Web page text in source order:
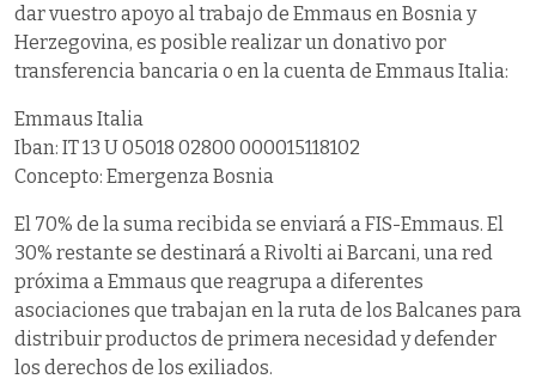
dar vuestro apoyo al trabajo de Emmaus en Bosnia y
Herzegovina, es posible realizar un donativo por
transferencia bancaria o en la cuenta de Emmaus Italia:
Emmaus Italia
Iban: IT 13 U 05018 02800 000015118102
Concepto: Emergenza Bosnia
El 70% de la suma recibida se enviará a FIS-Emmaus. El
30% restante se destinará a Rivolti ai Barcani, una red
próxima a Emmaus que reagrupa a diferentes
asociaciones que trabajan en la ruta de los Balcanes para
distribuir productos de primera necesidad y defender
los derechos de los exiliados.